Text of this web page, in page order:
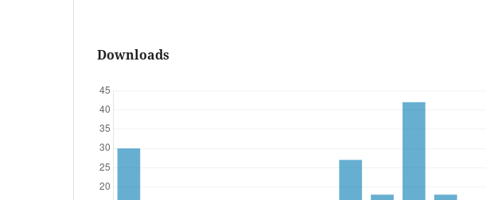
Downloads